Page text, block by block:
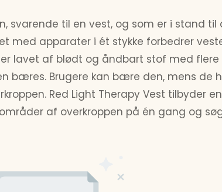
svarende til en vest, og som er i stand til
med apparater i ét stykke forbedrer
lavet af blødt og åndbart stof med flere
bæres. Brugere kan bære den, mens de
Red Light Therapy Vest tilbyder
af overkroppen på én gang og